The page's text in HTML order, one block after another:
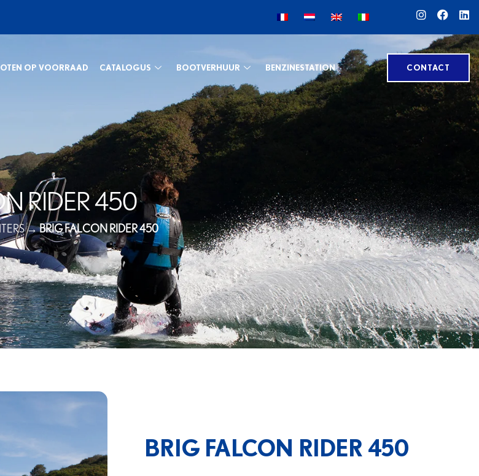
OP VOORRAAD CATALOGUS BOOTVERHUUR BENZINESTATION CONTACT
RIDER 450
→BRIG FALCON RIDER 450
BRIG FALCON RIDER 450